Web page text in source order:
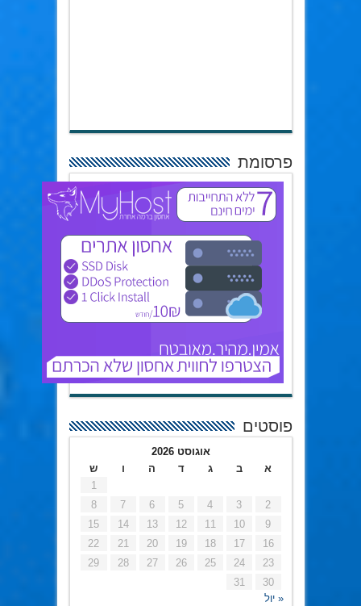
פרסומת
פוסטים
אוגוסט 2026
א
ב ג ד ה ו
ש
1
2
3
4
5
6
7
8
9
10
11
12
13
14
15
16
17
18
19
20
21
22
23
24
25
26
27
28
29
30
31
« יול